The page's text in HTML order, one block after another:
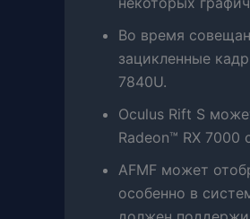
Во время
зацикленные
7840U.
Oculus Rift S
Radeon™ RX 7000
AFMF может
особенно в